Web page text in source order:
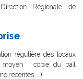
Régionale de
régulière des locaux
: copie du bail
récentes ...).